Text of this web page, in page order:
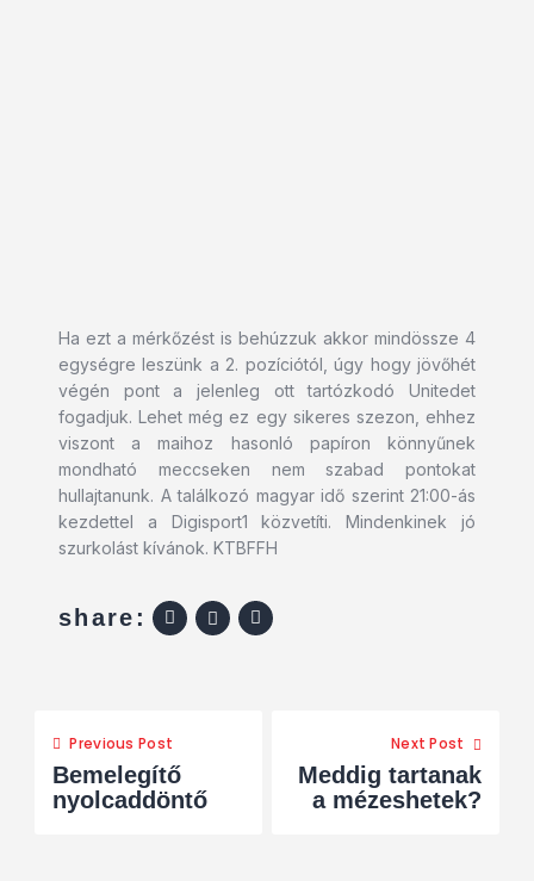
Ha ezt a mérkőzést is behúzzuk akkor mindössze 4
egységre leszünk a 2. pozíciótól, úgy hogy jövőhét
végén pont a jelenleg ott tartózkodó Unitedet
fogadjuk. Lehet még ez egy sikeres szezon, ehhez
viszont a maihoz hasonló papíron könnyűnek
mondható meccseken nem szabad pontokat
hullajtanunk. A találkozó magyar idő szerint 21:00-ás
kezdettel a Digisport1 közvetíti. Mindenkinek jó
szurkolást kívánok. KTBFFH
share:
Previous Post
Bemelegítő
nyolcaddöntő
Next Post
Meddig tartanak
a mézeshetek?